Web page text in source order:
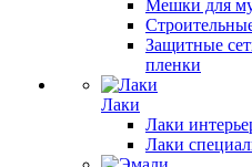
Мешки для
Защитные
пленки
Лаки
Лаки
Лаки